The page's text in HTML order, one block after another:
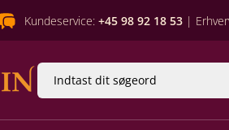
Kundeservice: +45 98 92 18 53 |